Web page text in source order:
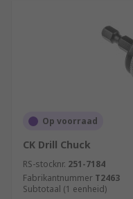
Op voorraad
CK Drill Chuck
RS-stocknr. 251-7184
Fabrikantnummer T2463
Subtotaal (1 eenheid)